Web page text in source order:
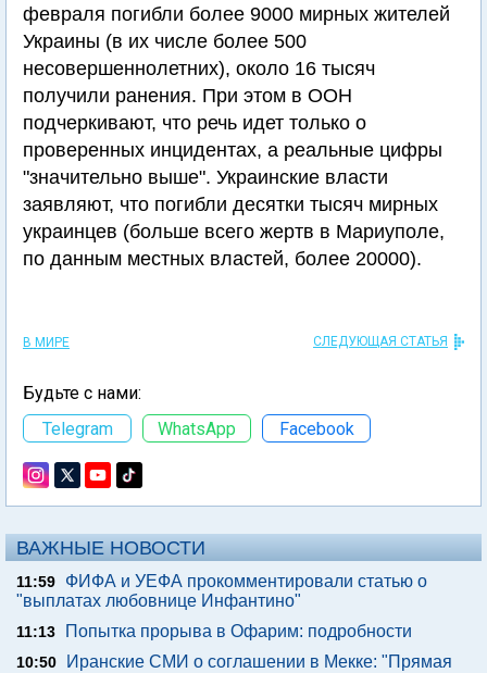
февраля погибли более 9000 мирных жителей
Украины (в их числе более 500
несовершеннолетних), около 16 тысяч
получили ранения. При этом в ООН
подчеркивают, что речь идет только о
проверенных инцидентах, а реальные цифры
"значительно выше". Украинские власти
заявляют, что погибли десятки тысяч мирных
украинцев (больше всего жертв в Мариуполе,
по данным местных властей, более 20000).
В МИРЕ СЛЕДУЮЩАЯ СТАТЬЯ
Будьте с нами:
Telegram
WhatsApp Facebook
ВАЖНЫЕ НОВОСТИ
11:59
ФИФА и УЕФА прокомментировали статью о
"выплатах любовнице Инфантино"
11:13 Попытка прорыва в Офарим: подробности
10:50
Иранские СМИ о соглашении в Мекке: "Прямая